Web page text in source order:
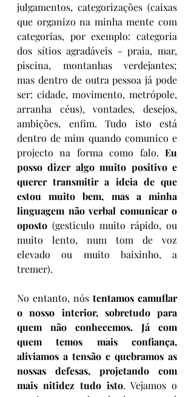
julgamentos, categorizações (caixas
que organizo na minha mente com
categorias, por exemplo: categoria
dos sítios agradáveis - praia, mar,
piscina, montanhas verdejantes;
mas dentro de outra pessoa já pode
ser: cidade, movimento, metrópole,
arranha céus), vontades, desejos,
ambições, enfim. Tudo isto está
dentro de mim quando comunico e
projecto na forma como falo. Eu
posso dizer algo muito positivo e
querer transmitir a ideia de que
estou muito bem, mas a minha
linguagem não verbal comunicar o
oposto (gesticulo muito rápido, ou
muito lento, num tom de voz
elevado ou muito baixinho, a
tremer).
No entanto, nós tentamos camuflar
o nosso interior, sobretudo para
quem não conhecemos. Já com
quem temos mais confiança,
aliviamos a tensão e quebramos as
nossas defesas, projetando com
mais nitidez tudo isto. Vejamos o